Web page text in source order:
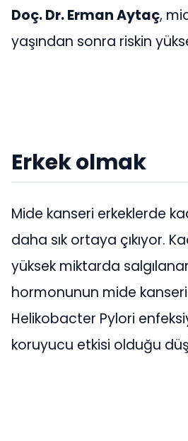
Doç. Dr. Erman Aytaç,
yaşından sonra riskin
Erkek olmak
Mide kanseri erkeklerde
daha sık ortaya çıkıyor.
yüksek miktarda
hormonunun mide
Helikobacter Pylori
koruyucu etkisi olduğu